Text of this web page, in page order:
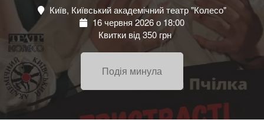
Київ, Київський академічний театр "Колесо"
16 червня 2026 о 18:00
Квитки від 350 грн
Подія минула